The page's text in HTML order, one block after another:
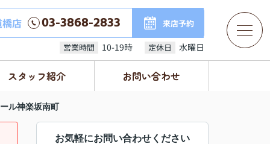
店 03-3868-2833 来店予約
営業時間 10-19時 定休日 水曜日
スタッフ紹介 お問い合わせ
ル神楽坂南町
お気軽にお問い合わせください